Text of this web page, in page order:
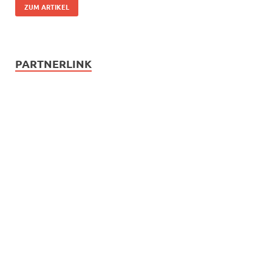
ZUM ARTIKEL
PARTNERLINK